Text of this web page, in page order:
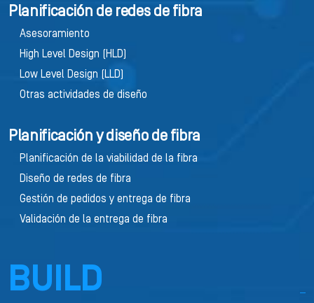
Planificación de redes de fibra
Asesoramiento
High Level Design (HLD)
Low Level Design (LLD)
Otras actividades de diseño
Planificación y diseño de fibra
Planificación de la viabilidad de la fibra
Diseño de redes de fibra
Gestión de pedidos y entrega de fibra
Validación de la entrega de fibra
BUILD